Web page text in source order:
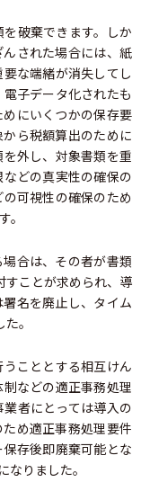
破棄できます。しか
された場合には、紙
な端緒が消失してし
子データ化されたも
にいくつかの保存要
ら税額算出のために
外し、対象書類を重
どの真実性の確保の
可視性の確保のため
。
合は、その者が書類
すことが求められ、導
名を廃止し、タイム
。
こととする相互けん
などの適正事務処理
者にとっては導入の
め適正事務処理要件
存後即廃棄可能とな
なりました。